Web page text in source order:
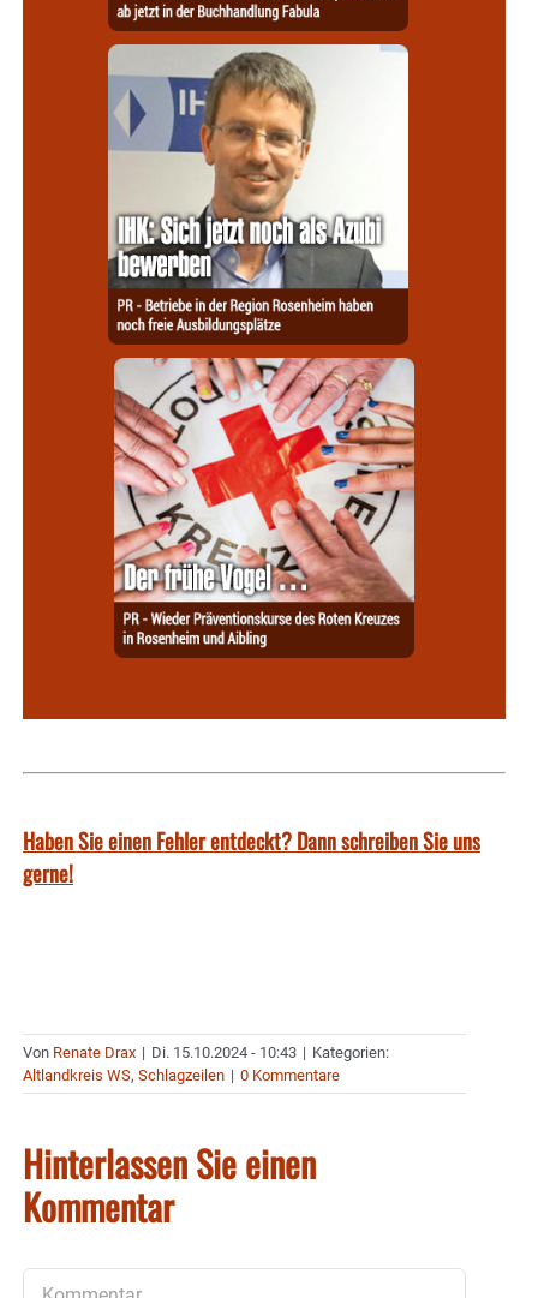
Haben Sie einen Fehler entdeckt? Dann schreiben Sie uns
gerne!
Von Renate Drax | Di. 15.10.2024 - 10:43 | Kategorien:
Altlandkreis WS, Schlagzeilen | 0 Kommentare
Hinterlassen Sie einen
Kommentar